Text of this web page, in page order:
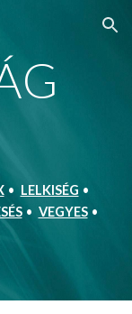
Skip to navigation
• LELKISÉG
• VEGYES